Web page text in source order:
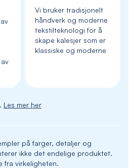
Vi bruker tradisjonelt
håndverk og moderne
tekstilteknologi for å
skape kalesjer som er
klassiske og moderne
Les mer her
på farger, detaljer og
ikke det endelige produktet.
fra virkeligheten.